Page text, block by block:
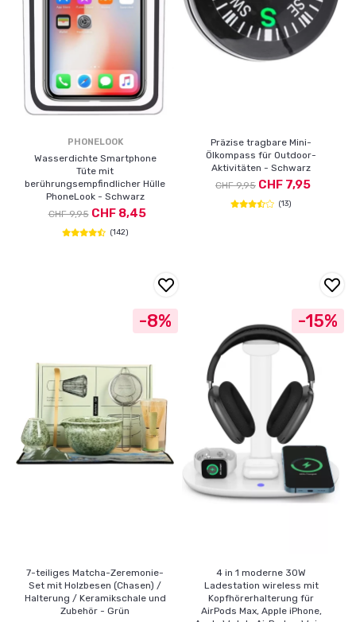
PHONELOOK
Wasserdichte Smartphone
Tüte mit
berührungsempfindlicher Hülle
PhoneLook - Schwarz
CHF 9,95CHF 8,45
(142)
Präzise tragbare Mini-
Ölkompass für Outdoor-
Aktivitäten - Schwarz
CHF 9,95 CHF 7,95
(13)
7-teiliges Matcha-Zeremonie-
Set mit Holzbesen (Chasen) /
Halterung / Keramikschale und
Zubehör - Grün
-8%
4 in 1 moderne 30W
Ladestation wireless mit
Kopfhörerhalterung für
AirPods Max, Apple iPhone,
-15%